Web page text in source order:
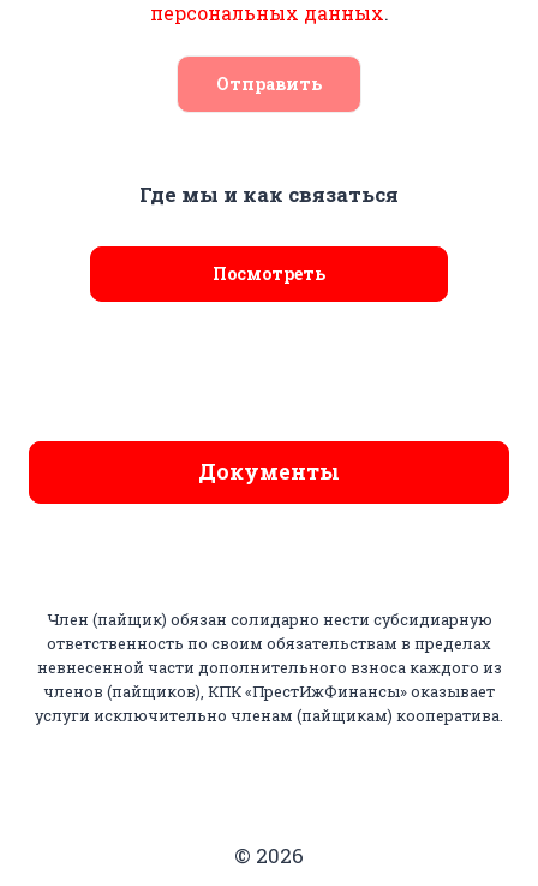
персональных данных.
Отправить
Где мы и как связаться
Посмотреть
Документы
Член (пайщик) обязан солидарно нести субсидиарную
ответственность по своим обязательствам в пределах
невнесенной части дополнительного взноса каждого из
членов (пайщиков), КПК «ПрестИжФинансы» оказывает
услуги исключительно членам (пайщикам) кооператива.
© 2026